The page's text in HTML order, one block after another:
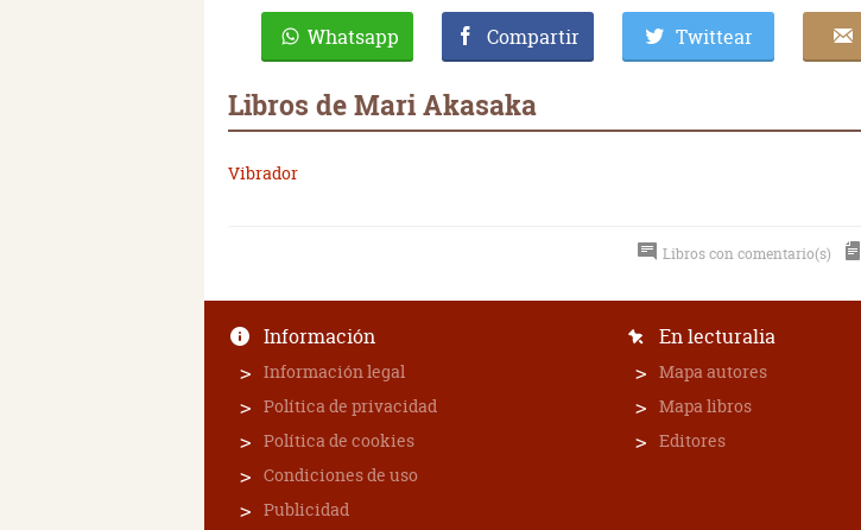
Whatsapp Compartir Twittear
Libros de Mari Akasaka
Vibrador
Libros con comentario(s)
Información
Información legal
Política de privacidad
Política de cookies
Condiciones de uso
Publicidad
En lecturalia
Mapa autores
Mapa libros
Editores